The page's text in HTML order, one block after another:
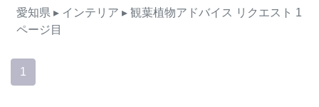
愛知県 ▸ インテリア ▸ 観葉植物アドバイス リクエスト 1
ページ目
1